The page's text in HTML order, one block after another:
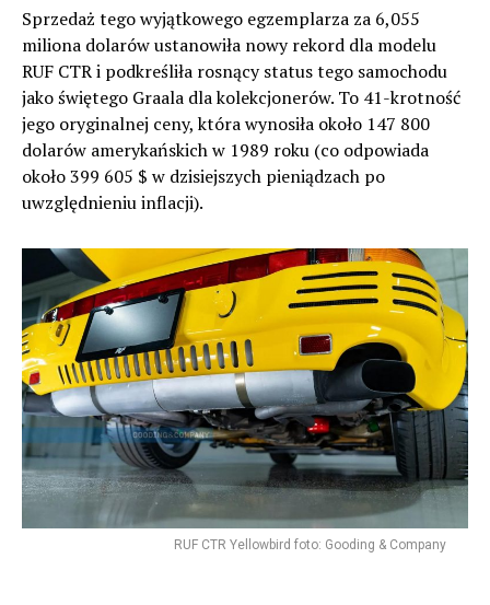
Sprzedaż tego wyjątkowego egzemplarza za 6,055
miliona dolarów ustanowiła nowy rekord dla modelu
RUF CTR i podkreśliła rosnący status tego samochodu
jako świętego Graala dla kolekcjonerów. To 41-krotność
jego oryginalnej ceny, która wynosiła około 147 800
dolarów amerykańskich w 1989 roku (co odpowiada
około 399 605 $ w dzisiejszych pieniądzach po
uwzględnieniu inflacji).
RUF CTR Yellowbird foto: Gooding & Company